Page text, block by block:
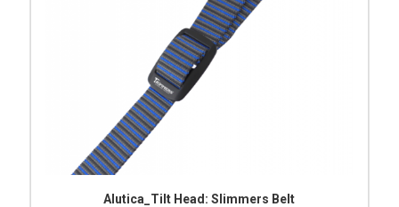
Alutica_Tilt Head: Slimmers Belt